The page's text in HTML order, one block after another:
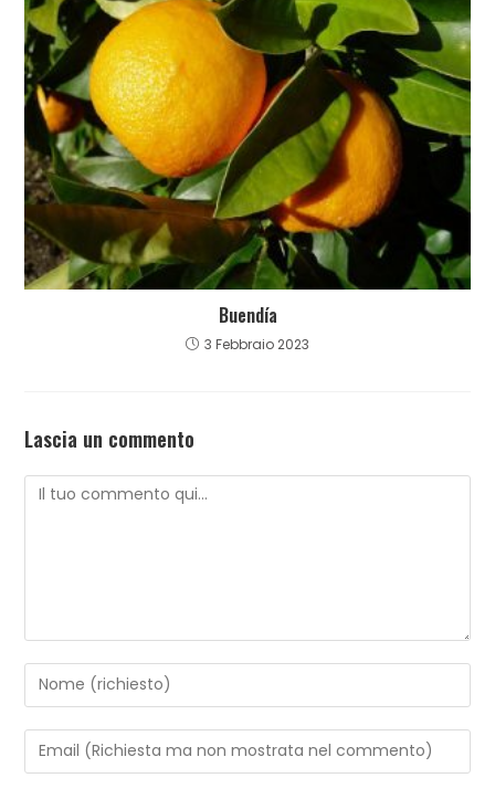
Buendía
3 Febbraio 2023
Lascia un commento